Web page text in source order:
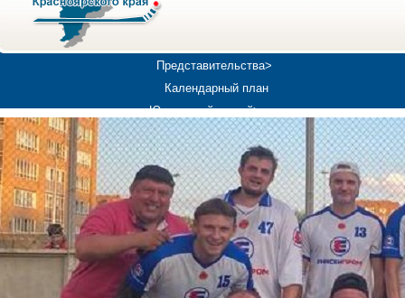
Представительства>
Календарный план
Юношеский хоккей>
Универсиада-2019
Медиа>